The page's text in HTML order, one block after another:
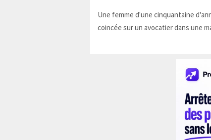
Une femme d'une cinquantaine
coincée sur un avocatier dans une